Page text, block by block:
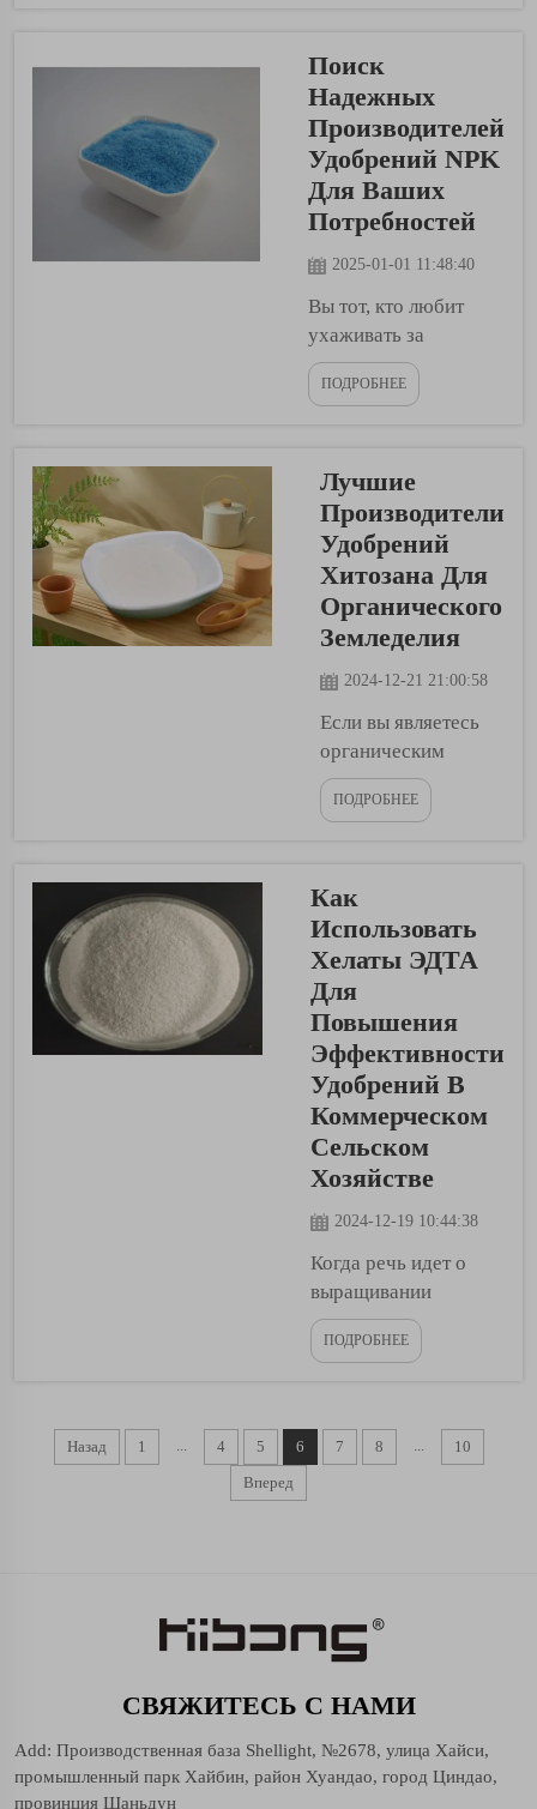
получают
необходимые
питательные
вещества для
процветания.
Питательные
вещества для
растений — это то
же самое, что еда
для нас, и одним из
веществ является
железо. Железо
растений,...
Поиск
Надежных
Производителей
Удобрений NPK
Для Ваших
Потребностей
2025-01-01 11:48:40
Вы тот, кто любит
ухаживать за
растениями? Если да,
то вы знаете, что то,
здорового и сильного
роста. Одна из
уникальных
подкормок, которые
многим растениям
необходимы, это
удобрение NPK. NPK
— это аббревиатура
ПОДРОБНЕЕ
Лучшие
Производители
Удобрений
Хитозана Для
Органического
Земледелия
2024-12-21 21:00:58
Если вы являетесь
органическим
фермером, крайне
важно использовать
безопасны. У вас
может быть много
вариантов, но одним
из лучших
вариантов является
удобрение на основе
хитозана. Обычные
органические
удобрения — это те,
которые...
ПОДРОБНЕЕ
Как
Использовать
Хелаты ЭДТА
Для
Повышения
Эффективности
Удобрений В
Коммерческом
Сельском
Хозяйстве
2024-12-19 10:44:38
Когда речь идет о
выращивании
культур, фермеры
хотят максимально
удобрения.
Удобрения — это
питательными
веществами. Один
особый ингредиент,
помочь удобрениям
работать более
ПОДРОБНЕЕ
Назад 1 ... 4 5 6 7 8 ...
10
Вперед
СВЯЖИТЕСЬ С НАМИ
Add: Производственная база Shellight, №2678, улица Хайси,
промышленный парк Хайбин, район Хуандао, город Циндао,
провинция Шаньдун